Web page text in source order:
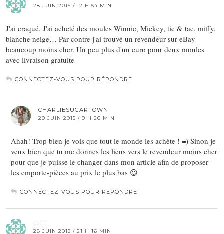
28 JUIN 2015 / 12 H 54 MIN
J'ai craqué. J'ai acheté des moules Winnie, Mickey, tic & tac, miffy,
blanche neige… Par contre j'ai trouvé un revendeur sur eBay
beaucoup moins cher. Un peu plus d'un euro pour deux moules
avec livraison gratuite
CONNECTEZ-VOUS POUR RÉPONDRE
CHARLIESUGARTOWN
29 JUIN 2015 / 9 H 26 MIN
Ahah! Trop bien je vois que tout le monde les achète ! =) Sinon je
veux bien que tu me donnes les liens vers le revendeur moins cher
pour que je puisse le changer dans mon article afin de proposer
les emporte-pièces au prix le plus bas 😉
CONNECTEZ-VOUS POUR RÉPONDRE
TIFF
28 JUIN 2015 / 21 H 16 MIN